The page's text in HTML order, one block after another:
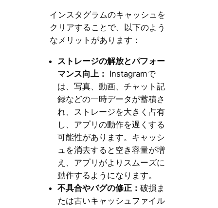
インスタグラムのキャッシュを
クリアすることで、以下のよう
なメリットがあります：
ストレージの解放とパフォー
マンス向上： Instagramで
は、写真、動画、チャット記
録などの一時データが蓄積さ
れ、ストレージを大きく占有
し、アプリの動作を遅くする
可能性があります。キャッシ
ュを消去すると空き容量が増
え、アプリがよりスムーズに
動作するようになります。
不具合やバグの修正： 破損ま
たは古いキャッシュファイル